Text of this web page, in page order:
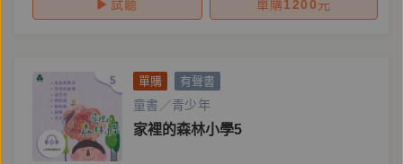
試聽 單購1200元
單購 有聲書
童書／青少年
家裡的森林小學5